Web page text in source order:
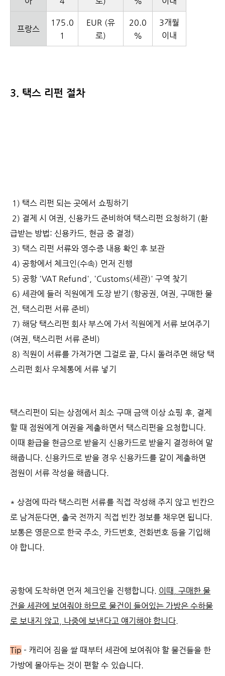
프랑스
175.0
1
EUR (유
로)
20.0
%
3개월
이내
3. 택스 리펀 절차
1) 택스 리펀 되는 곳에서 쇼핑하기
2) 결제 시 여권, 신용카드 준비하여 택스리펀 요청하기 (환
급받는 방법: 신용카드, 현금 중 결정)
3) 택스 리펀 서류와 영수증 내용 확인 후 보관
4) 공항에서 체크인(수속) 먼저 진행
5) 공항 'VAT Refund', 'Customs(세관)' 구역 찾기
6) 세관에 들러 직원에게 도장 받기 (항공권, 여권, 구매한 물
건, 택스리펀 서류 준비)
7) 해당 택스리펀 회사 부스에 가서 직원에게 서류 보여주기
(여권, 택스리펀 서류 준비)
8) 직원이 서류를 가져가면 그걸로 끝, 다시 돌려주면 해당 택
스리펀 회사 우체통에 서류 넣기
택스리펀이 되는 상점에서 최소 구매 금액 이상 쇼핑 후, 결제
할 때 점원에게 여권을 제출하면서 택스리펀을 요청합니다.
이때 환급을 현금으로 받을지 신용카드로 받을지 결정하여 말
해줍니다. 신용카드로 받을 경우 신용카드를 같이 제출하면
점원이 서류 작성을 해줍니다.
* 상점에 따라 택스리펀 서류를 직접 작성해 주지 않고 빈칸으
로 남겨둔다면, 출국 전까지 직접 빈칸 정보를 채우면 됩니다.
보통은 영문으로 한국 주소, 카드번호, 전화번호 등을 기입해
야 합니다.
공항에 도착하면 먼저 체크인을 진행합니다. 이때, 구매한 물
건을 세관에 보여줘야 하므로 물건이 들어있는 가방은 수하물
로 보내지 않고, 나중에 보낸다고 얘기해야 합니다.
Tip - 캐리어 짐을 쌀 때부터 세관에 보여줘야 할 물건들을 한
가방에 몰아두는 것이 편할 수 있습니다.